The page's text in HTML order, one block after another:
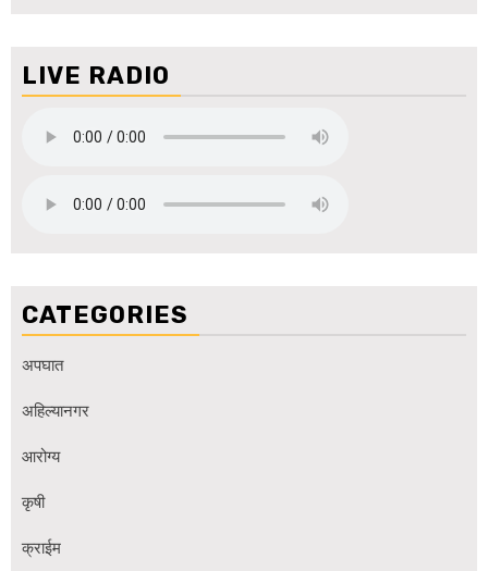
LIVE RADIO
CATEGORIES
अपघात
अहिल्यानगर
आरोग्य
कृषी
क्राईम